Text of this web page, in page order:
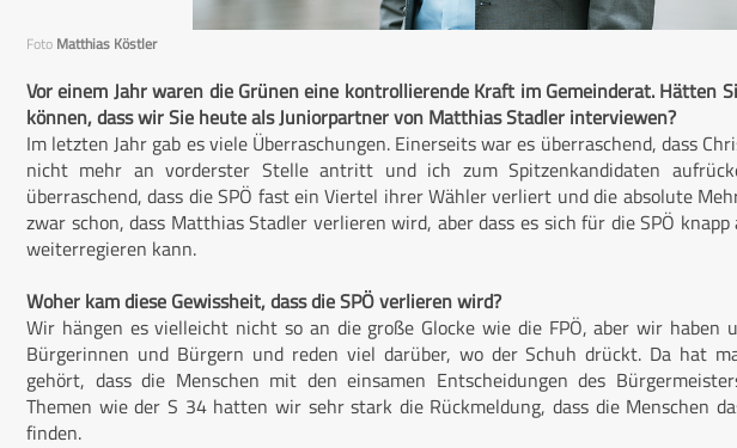
Foto Matthias Köstler
Vor einem Jahr waren die Grünen eine kontrollierende Kraft im Gemeinderat. Hätten
können, dass wir Sie heute als Juniorpartner von Matthias Stadler interviewen?
Im letzten Jahr gab es viele Überraschungen. Einerseits war es überraschend, dass
nicht mehr an vorderster Stelle antritt und ich zum Spitzenkandidaten
überraschend, dass die SPÖ fast ein Viertel ihrer Wähler verliert und die absolute
zwar schon, dass Matthias Stadler verlieren wird, aber dass es sich für die SPÖ
weiterregieren kann.
Woher kam diese Gewissheit, dass die SPÖ verlieren wird?
Wir hängen es vielleicht nicht so an die große Glocke wie die FPÖ, aber wir haben
Bürgerinnen und Bürgern und reden viel darüber, wo der Schuh drückt. Da hat
gehört, dass die Menschen mit den einsamen Entscheidungen des
Themen wie der S 34 hatten wir sehr stark die Rückmeldung, dass die Menschen
finden.